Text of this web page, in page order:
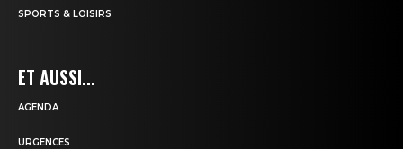
SPORTS & LOISIRS
ET AUSSI...
AGENDA
URGENCES